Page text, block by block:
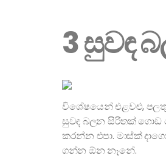
3 සුවඳ
විශේෂයෙන් එළවළු,
සුවඳ බලන සිරිතක් ගොඩ
කරන්න එපා. මාස්ක්
ගන්න ඕන නෑනේ.